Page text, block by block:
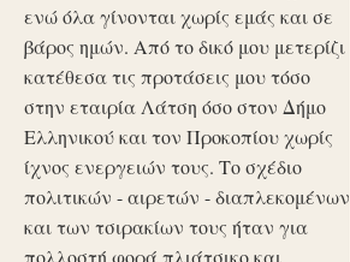
ενώ όλα γίνονται χωρίς εμάς και σε
βάρος ημών. Από το δικό μου μετερίζι
κατέθεσα τις προτάσεις μου τόσο
στην εταιρία Λάτση όσο στον Δήμο
Ελληνικού και τον Προκοπίου χωρίς
ίχνος ενεργειών τους. Το σχέδιο
πολιτικών - αιρετών - διαπλεκομένων
και των τσιρακίων τους ήταν για
πολλοστή φορά πλιάτσικο και